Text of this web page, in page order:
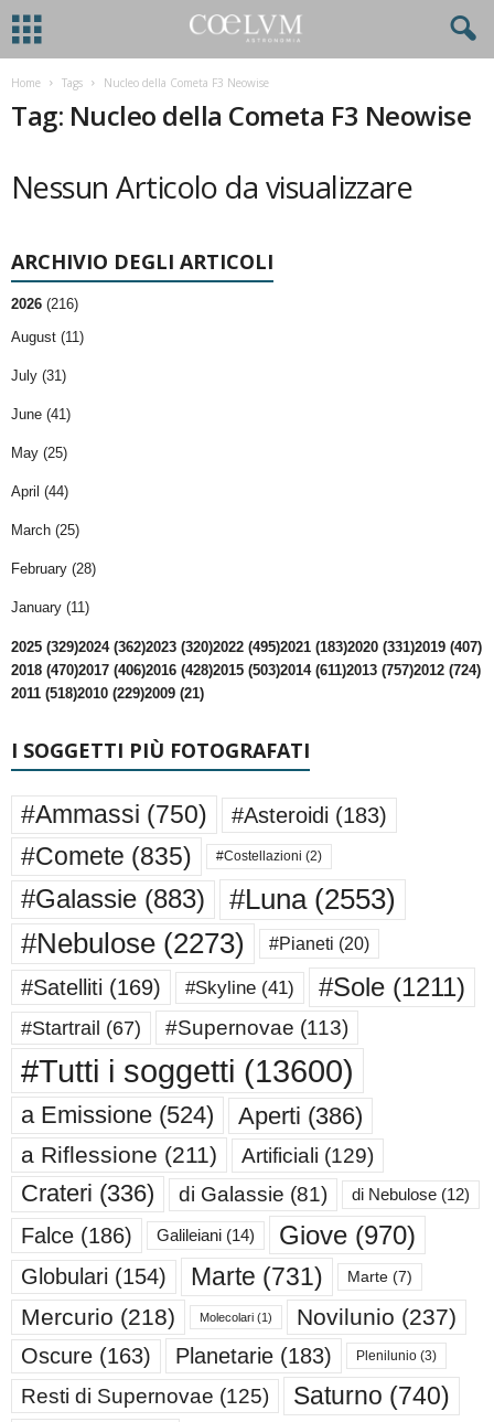
Home Tags Nucleo della Cometa F3 Neowise
Tag: Nucleo della Cometa F3 Neowise
Nessun Articolo da visualizzare
ARCHIVIO DEGLI ARTICOLI
2026 (216)
August (11)
July (31)
June (41)
May (25)
April (44)
March (25)
February (28)
January (11)
2025 (329)2024 (362)2023 (320)2022 (495)2021 (183)2020 (331)2019 (407)
2018 (470)2017 (406)2016 (428)2015 (503)2014 (611)2013 (757)2012 (724)
2011 (518)2010 (229)2009 (21)
I SOGGETTI PIÙ FOTOGRAFATI
#Ammassi (750) #Asteroidi (183)
#Comete (835) #Costellazioni (2)
#Galassie (883) #Luna(2553)
#Nebulose (2273) #Pianeti (20)
#Satelliti (169) #Skyline (41) #Sole (1211)
#Startrail (67) #Supernovae (113)
#Tutti i soggetti (13600)
a Emissione (524) Aperti (386)
a Riflessione (211) Artificiali (129)
Crateri (336) di Galassie (81) di Nebulose (12)
Falce (186) Galileiani (14) Giove (970)
Globulari (154) Marte (731) Marte (7)
Mercurio (218) Molecolari (1) Novilunio (237)
Oscure (163) Planetarie (183) Plenilunio (3)
Resti di Supernovae (125) Saturno (740)